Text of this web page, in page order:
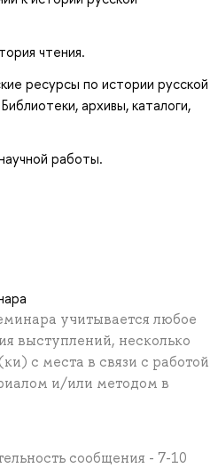
чтения.
ресурсы по истории русской
архивы, каталоги,
работы.
учитывается любое
выступлений, несколько
с места в связи с работой
и/или методом в
сообщения - 7-10